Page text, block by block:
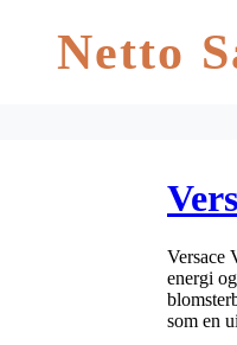
Netto
Versace
energi
som en